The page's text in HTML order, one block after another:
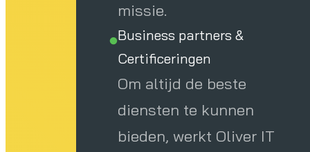
missie.
Business partners &
Certificeringen
Om altijd de beste
diensten te kunnen
bieden, werkt Oliver IT